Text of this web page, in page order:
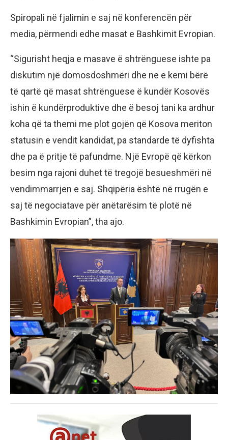
Spiropali në fjalimin e saj në konferencën për
media, përmendi edhe masat e Bashkimit Evropian.
“Sigurisht heqja e masave ë shtrënguese ishte pa
diskutim një domosdoshmëri dhe ne e kemi bërë
të qartë që masat shtrënguese ë kundër Kosovës
ishin ë kundërproduktive dhe ë besoj tani ka ardhur
koha që ta themi me plot gojën që Kosova meriton
statusin e vendit kandidat, pa standarde të dyfishta
dhe pa ë pritje të pafundme. Një Evropë që kërkon
besim nga rajoni duhet të tregojë besueshmëri në
vendimmarrjen e saj. Shqipëria është në rrugën e
saj të negociatave për anëtarësim të plotë në
Bashkimin Evropian”, tha ajo.